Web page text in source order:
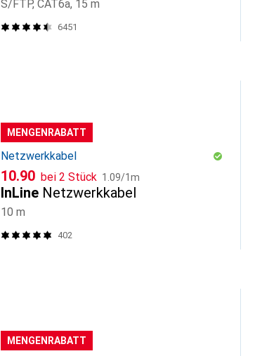
S/FTP, CAT6a, 15 m
6451
MENGENRABATT
Netzwerkkabel
CHF
10.90 bei 2 Stück CHF
1.09/1m
InLine Netzwerkkabel
10 m
402
MENGENRABATT